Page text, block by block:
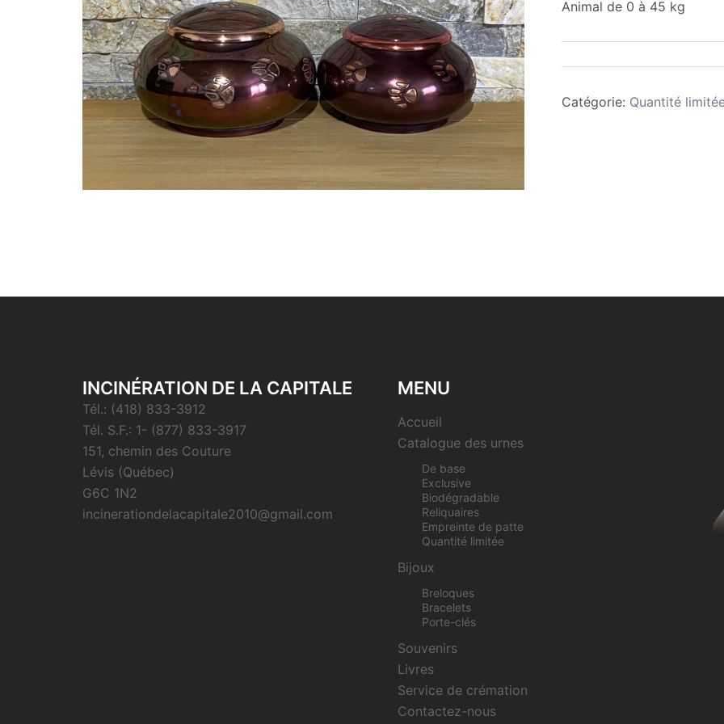
Animal de 0 à 45 kg
Catégorie: Quantité
INCINÉRATION DE LA CAPITALE
Tél.: (418) 833-3912
Tél. S.F.: 1- (877) 833-3917
151, chemin des Couture
Lévis (Québec)
G6C 1N2
incinerationdelacapitale2010@gmail.com
MENU
Accueil
Catalogue des urnes
De base
Exclusive
Biodégradable
Reliquaires
Empreinte de patte
Quantité limitée
Bijoux
Breloques
Bracelets
Porte-clés
Souvenirs
Livres
Service de crémation
Contactez-nous